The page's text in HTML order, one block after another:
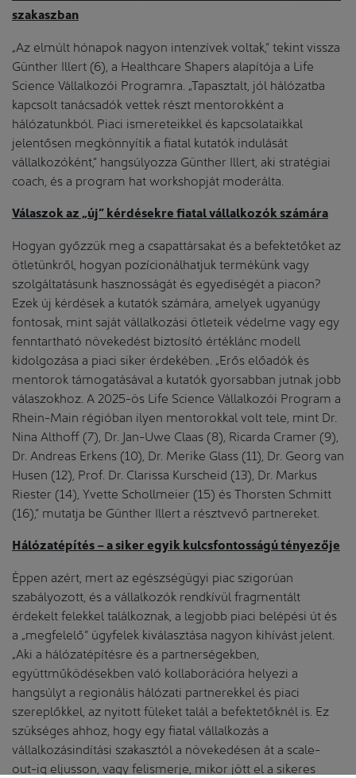
szakaszban
„Az elmúlt hónapok nagyon intenzívek voltak,” tekint vissza
Günther Illert (6), a Healthcare Shapers alapítója a Life
Science Vállalkozói Programra. „Tapasztalt, jól hálózatba
kapcsolt tanácsadók vettek részt mentorokként a
hálózatunkból. Piaci ismereteikkel és kapcsolataikkal
jelentősen megkönnyítik a fiatal kutatók indulását
vállalkozóként,” hangsúlyozza Günther Illert, aki stratégiai
coach, és a program hat workshopját moderálta.
Válaszok az „új” kérdésekre fiatal vállalkozók számára
Hogyan győzzük meg a csapattársakat és a befektetőket az
ötletünkről, hogyan pozícionálhatjuk termékünk vagy
szolgáltatásunk hasznosságát és egyediségét a piacon?
Ezek új kérdések a kutatók számára, amelyek ugyanúgy
fontosak, mint saját vállalkozási ötleteik védelme vagy egy
fenntartható növekedést biztosító értéklánc modell
kidolgozása a piaci siker érdekében. „Erős előadók és
mentorok támogatásával a kutatók gyorsabban jutnak jobb
válaszokhoz. A 2025-ös Life Science Vállalkozói Program a
Rhein-Main régióban ilyen mentorokkal volt tele, mint Dr.
Nina Althoff (7), Dr. Jan-Uwe Claas (8), Ricarda Cramer (9),
Dr. Andreas Erkens (10), Dr. Merike Glass (11), Dr. Georg van
Husen (12), Prof. Dr. Clarissa Kurscheid (13), Dr. Markus
Riester (14), Yvette Schollmeier (15) és Thorsten Schmitt
(16),” mutatja be Günther Illert a résztvevő partnereket.
Hálózatépítés – a siker egyik kulcsfontosságú tényezője
Éppen azért, mert az egészségügyi piac szigorúan
szabályozott, és a vállalkozók rendkívül fragmentált
érdekelt felekkel találkoznak, a legjobb piaci belépési út és
a „megfelelő” ügyfelek kiválasztása nagyon kihívást jelent.
„Aki a hálózatépítésre és a partnerségekben,
együttműködésekben való kollaborációra helyezi a
hangsúlyt a regionális hálózati partnerekkel és piaci
szereplőkkel, az nyitott füleket talál a befektetőknél is. Ez
szükséges ahhoz, hogy egy fiatal vállalkozás a
vállalkozásindítási szakasztól a növekedésen át a scale-
out-ig eljusson, vagy felismerje, mikor jött el a sikeres